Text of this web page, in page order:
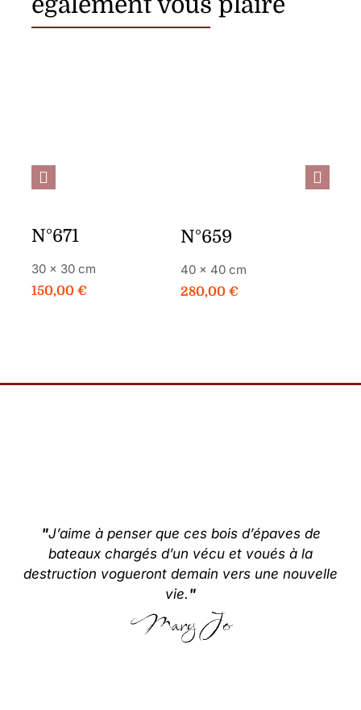
N°671
30 × 30 cm
150,00 €
N°659
40 × 40 cm
280,00 €
"J’aime à penser que ces bois d’épaves de
bateaux chargés d’un vécu et voués à la
destruction vogueront demain vers une nouvelle
vie. "
Mary Jo